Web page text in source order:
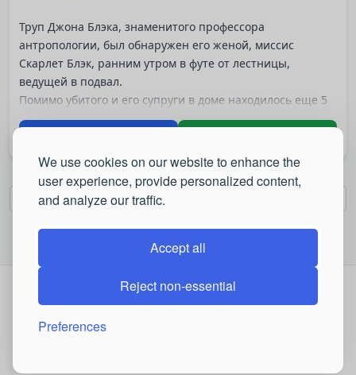
We use cookies on our website to enhance the
user experience, provide personalized content,
and analyze our traffic.
Accept all
Reject non-essential
Preferences
Труп Джона Блэка, знаменитого профессора
антропологии, был обнаружен его женой, миссис
Скарлет Блэк, ранним утром в футе от лестницы,
ведущей в подвал.
Помимо убитого и его супруги в доме находилось еще 5
человек - гостей профессора, которые остались
задержала их всех до выяснения обстоятельств.
Online: 16 (0 users, 16 guests)
Latest:Thomasjub